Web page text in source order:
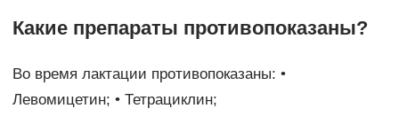
Какие препараты противопоказаны?
Во время лактации противопоказаны: •
Левомицетин; • Тетрациклин;